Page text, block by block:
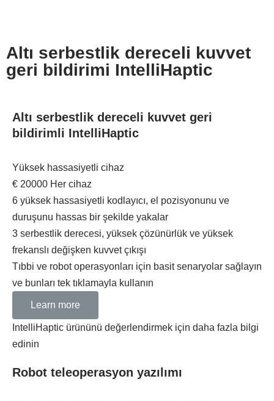
Altı serbestlik dereceli kuvvet
geri bildirimi IntelliHaptic
Altı serbestlik dereceli kuvvet geri
bildirimli IntelliHaptic​
Yüksek hassasiyetli cihaz
€ 20000 Her cihaz
6 yüksek hassasiyetli kodlayıcı, el pozisyonunu ve
duruşunu hassas bir şekilde yakalar
3 serbestlik derecesi, yüksek çözünürlük ve yüksek
frekanslı değişken kuvvet çıkışı
Tıbbi ve robot operasyonları için basit senaryolar sağlayın
ve bunları tek tıklamayla kullanın
Learn more
IntelliHaptic ürününü değerlendirmek için daha fazla bilgi
edinin
Robot teleoperasyon yazılımı